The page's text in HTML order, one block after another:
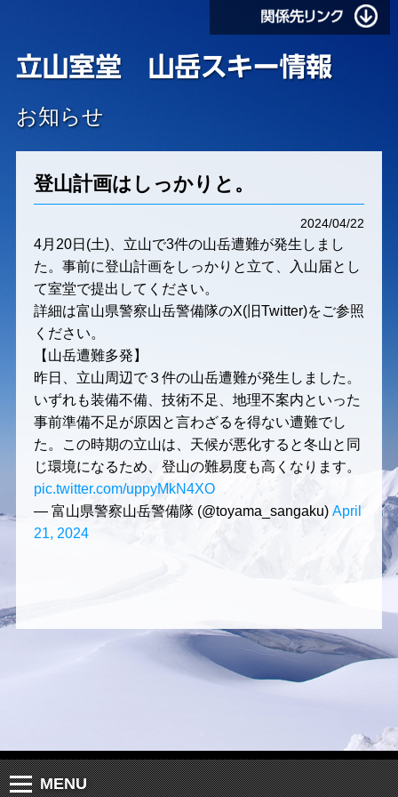
お知らせ
登山計画はしっかりと。
2024/04/22
4月20日(土)、立山で3件の山岳遭難が発生しまし
た。事前に登山計画をしっかりと立て、入山届とし
て室堂で提出してください。
詳細は富山県警察山岳警備隊のX(旧Twitter)をご参照
ください。
【山岳遭難多発】
昨日、立山周辺で３件の山岳遭難が発生しました。
いずれも装備不備、技術不足、地理不案内といった
事前準備不足が原因と言わざるを得ない遭難でし
た。この時期の立山は、天候が悪化すると冬山と同
じ環境になるため、登山の難易度も高くなります。
pic.twitter.com/uppyMkN4XO
— 富山県警察山岳警備隊 (@toyama_sangaku) April
21, 2024
MENU